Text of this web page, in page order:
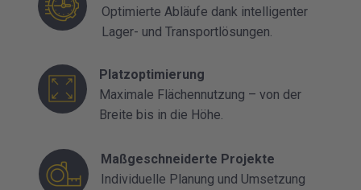
Optimierte Abläufe dank intelligenter
Lager- und Transportlösungen.
Platzoptimierung
Maximale Flächennutzung – von der
Breite bis in die Höhe.
Maßgeschneiderte Projekte
Individuelle Planung und Umsetzung